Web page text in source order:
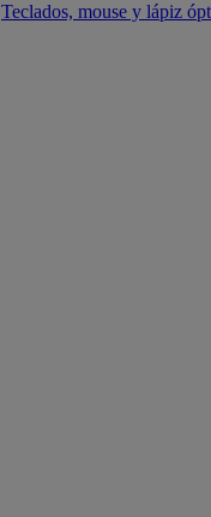
Teclados, mouse y lápiz